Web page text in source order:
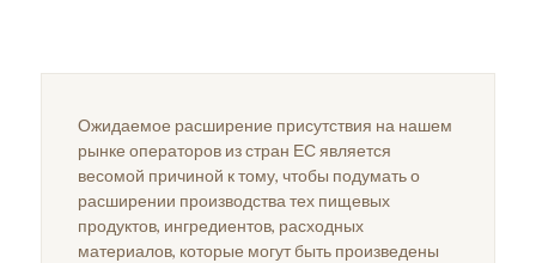
Ожидаемое расширение присутствия на нашем
рынке операторов из стран ЕС является
весомой причиной к тому, чтобы подумать о
расширении производства тех пищевых
продуктов, ингредиентов, расходных
материалов, которые могут быть произведены